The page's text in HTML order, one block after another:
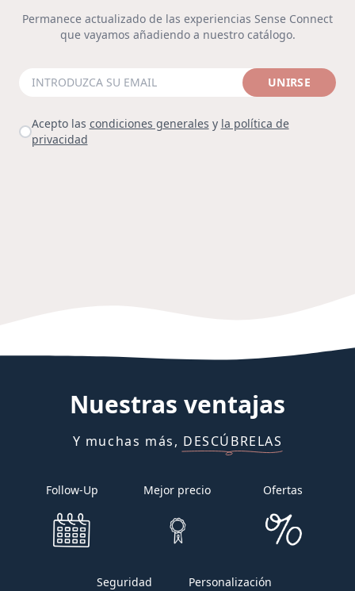
Permanece actualizado de las experiencias Sense Connect
que vayamos añadiendo a nuestro catálogo.
UNIRSE
Acepto las condiciones generales y la política de
privacidad
Nuestras ventajas
Y muchas más, DESCÚBRELAS
Follow-Up Mejor precio Ofertas
Seguridad Personalización